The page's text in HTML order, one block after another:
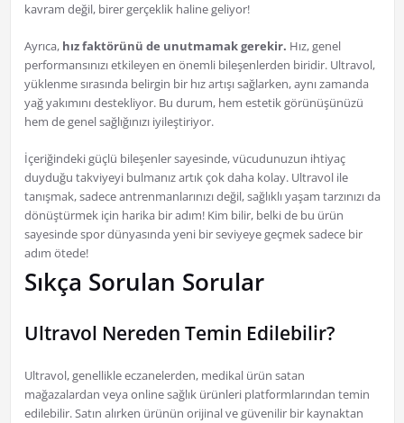
kavram değil, birer gerçeklik haline geliyor!
Ayrıca, hız faktörünü de unutmamak gerekir. Hız, genel
performansınızı etkileyen en önemli bileşenlerden biridir. Ultravol,
yüklenme sırasında belirgin bir hız artışı sağlarken, aynı zamanda
yağ yakımını destekliyor. Bu durum, hem estetik görünüşünüzü
hem de genel sağlığınızı iyileştiriyor.
İçeriğindeki güçlü bileşenler sayesinde, vücudunuzun ihtiyaç
duyduğu takviyeyi bulmanız artık çok daha kolay. Ultravol ile
tanışmak, sadece antrenmanlarınızı değil, sağlıklı yaşam tarzınızı da
dönüştürmek için harika bir adım! Kim bilir, belki de bu ürün
sayesinde spor dünyasında yeni bir seviyeye geçmek sadece bir
adım ötede!
Sıkça Sorulan Sorular
Ultravol Nereden Temin Edilebilir?
Ultravol, genellikle eczanelerden, medikal ürün satan
mağazalardan veya online sağlık ürünleri platformlarından temin
edilebilir. Satın alırken ürünün orijinal ve güvenilir bir kaynaktan